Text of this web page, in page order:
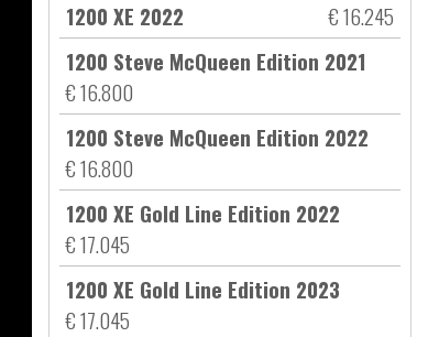
1200 XE 2022
€ 16.245
1200 Steve McQueen Edition 2021
€ 16.800
1200 Steve McQueen Edition 2022
€ 16.800
1200 XE Gold Line Edition 2022
€ 17.045
1200 XE Gold Line Edition 2023
€ 17.045